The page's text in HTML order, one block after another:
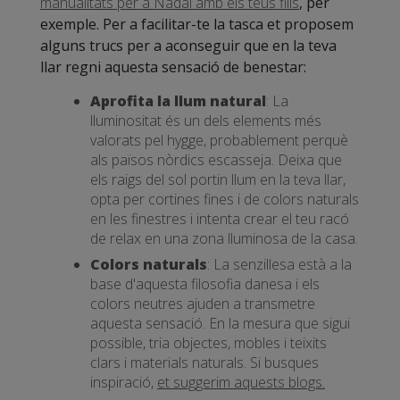
exemple. Per a facilitar-te la tasca et proposem
alguns trucs per a aconseguir que en la teva
llar regni aquesta sensació de benestar:
Aprofita la llum natural: La
lluminositat és un dels elements més
valorats pel hygge, probablement perquè
als països nòrdics escasseja. Deixa que
els raigs del sol portin llum en la teva llar,
opta per cortines fines i de colors naturals
en les finestres i intenta crear el teu racó
de relax en una zona lluminosa de la casa.
Colors naturals: La senzillesa està a la
base d'aquesta filosofia danesa i els
colors neutres ajuden a transmetre
aquesta sensació. En la mesura que sigui
possible, tria objectes, mobles i teixits
clars i materials naturals. Si busques
inspiració, et suggerim aquests blogs.